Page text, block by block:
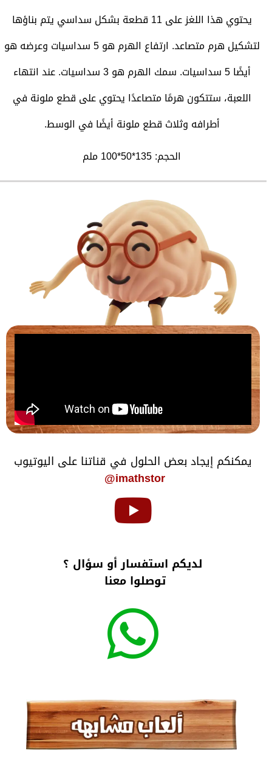
يحتوي هذا اللغز على 11 قطعة بشكل سداسي يتم بناؤها
لتشكيل هرم متصاعد. ارتفاع الهرم هو 5 سداسيات وعرضه هو
أيضًا 5 سداسيات. سمك الهرم هو 3 سداسيات. عند انتهاء
اللعبة، ستتكون هرمًا متصاعدًا يحتوي على قطع ملونة في
أطرافه وثلاث قطع ملونة أيضًا في الوسط.
الحجم: 135*50*100 ملم
يمكنكم إيجاد بعض الحلول في قناتنا على اليوتيوب
imathstor@
لديكم استفسار أو سؤال ؟
توصلوا معنا